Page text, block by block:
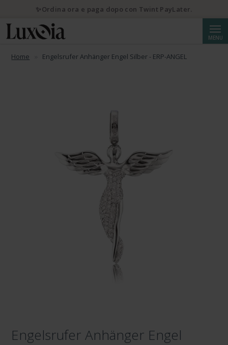
MENU
Home Engelsrufer Anhänger Engel Silber - ERP-ANGEL
Engelsrufer Anhänger Engel
✨Ordina ora e paga dopo con Twint PayLater.